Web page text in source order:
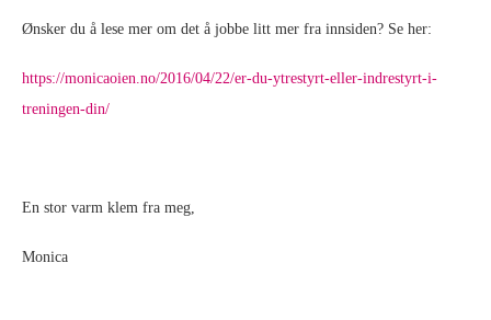
Ønsker du å lese mer om det å jobbe litt mer fra innsiden? Se her:
https://monicaoien.no/2016/04/22/er-du-ytrestyrt-eller-indrestyrt-i-
treningen-din/
En stor varm klem fra meg,
Monica